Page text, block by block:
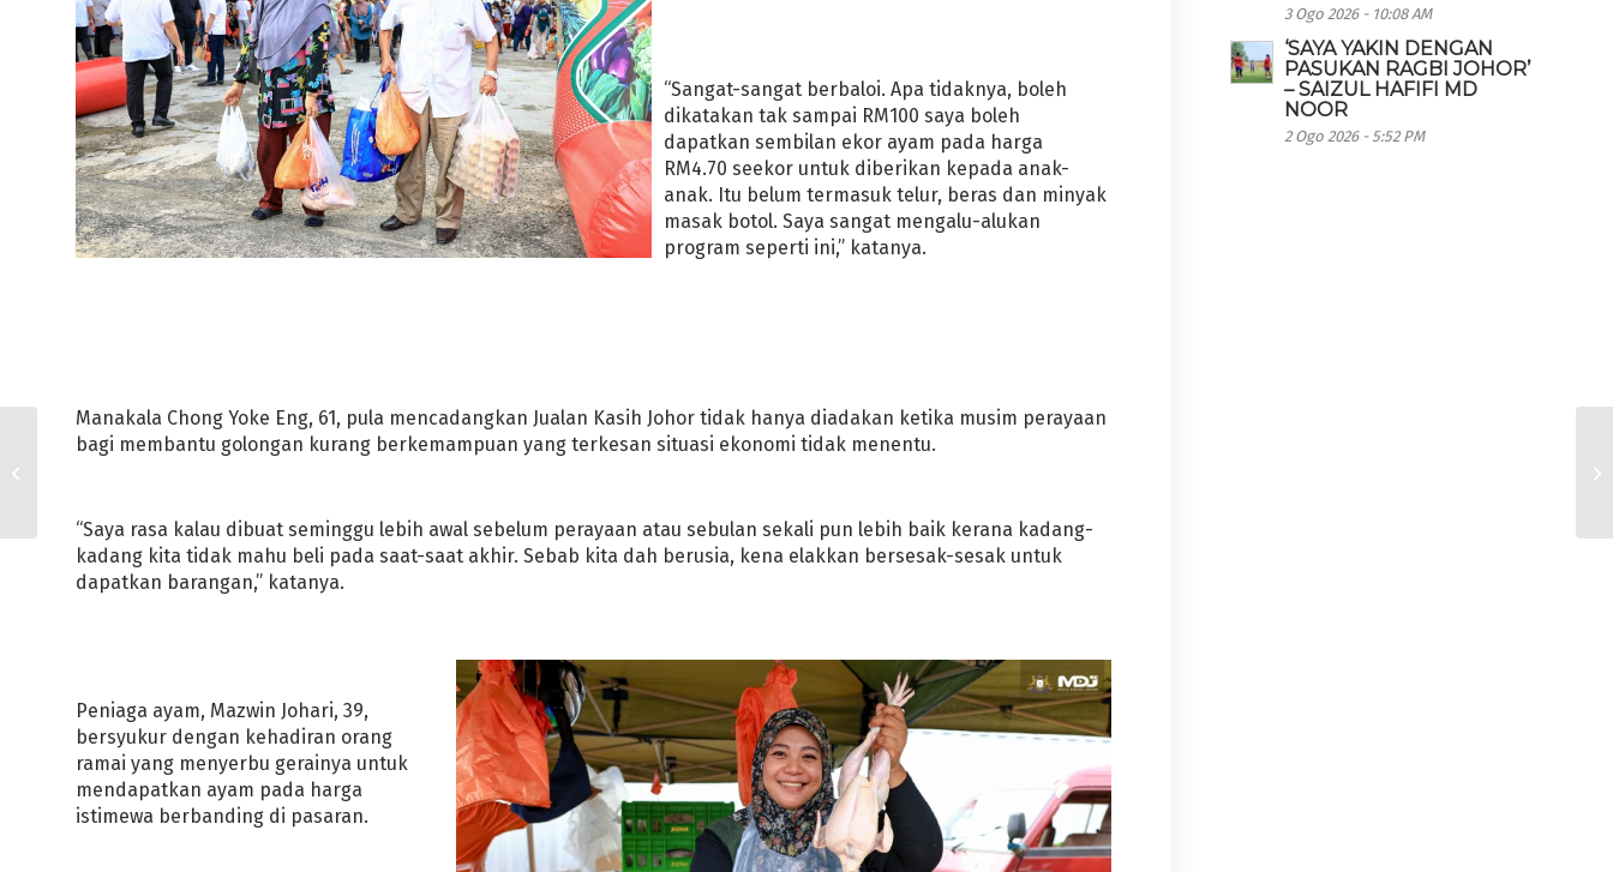
“Sangat-sangat berbaloi. Apa tidaknya, boleh
dikatakan tak sampai RM100 saya boleh
dapatkan sembilan ekor ayam pada harga
RM4.70 seekor untuk diberikan kepada anak-
anak. Itu belum termasuk telur, beras dan minyak
masak botol. Saya sangat mengalu-alukan
program seperti ini,” katanya.
Manakala Chong Yoke Eng, 61, pula mencadangkan Jualan Kasih Johor tidak hanya diadakan ketika musim perayaan
bagi membantu golongan kurang berkemampuan yang terkesan situasi ekonomi tidak menentu.
“Saya rasa kalau dibuat seminggu lebih awal sebelum perayaan atau sebulan sekali pun lebih baik kerana kadang-
kadang kita tidak mahu beli pada saat-saat akhir. Sebab kita dah berusia, kena elakkan bersesak-sesak untuk
dapatkan barangan,” katanya.
Peniaga ayam, Mazwin Johari, 39,
bersyukur dengan kehadiran orang
ramai yang menyerbu gerainya untuk
mendapatkan ayam pada harga
istimewa berbanding di pasaran.
3 Ogo 2026 - 10:08 AM
‘SAYA YAKIN DENGAN
PASUKAN RAGBI JOHOR’
– SAIZUL HAFIFI MD
NOOR
2 Ogo 2026 - 5:52 PM
TEATER TITIS, BATTLE